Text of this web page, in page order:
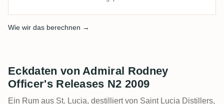
Wie wir das berechnen →
Eckdaten von Admiral Rodney
Officer's Releases N2 2009
Ein Rum aus St. Lucia, destilliert von Saint Lucia Distillers,